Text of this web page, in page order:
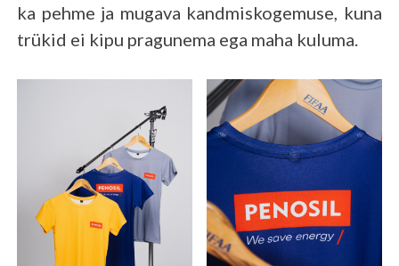
ka pehme ja mugava kandmiskogemuse, kuna
trükid ei kipu pragunema ega maha kuluma.